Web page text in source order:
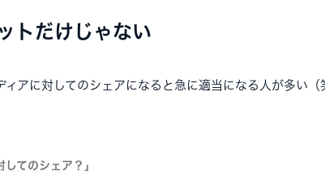
トだけじゃない
アに対してのシェアになると急に適当になる人が多い（
してのシェア？」